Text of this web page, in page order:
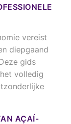
vereist
diepgaand
gids
volledig
AÇAÍ-